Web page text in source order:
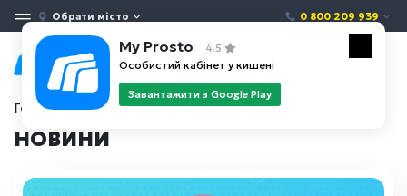
Обрати місто 0 800 209 939
Головна Новини
НОВИНИ
My Prosto 4.5
Особистий кабінет у кишені
Завантажити з Google Play